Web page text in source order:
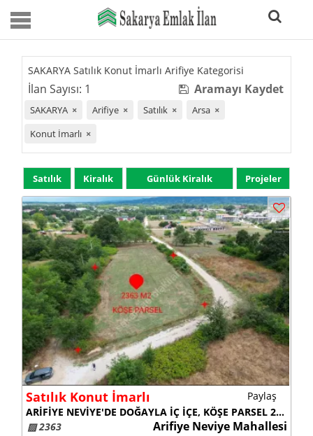
SAKARYA Satılık Konut İmarlı Arifiye Kategorisi
İlan Sayısı: 1 Aramayı Kaydet
SAKARYA × Arifiye × Satılık × Arsa ×
Konut İmarlı ×
Satılık Kiralık Günlük Kiralık Projeler
Satılık Konut İmarlı
ARİFİYE NEVİYE'DE DOĞAYLA İÇ İÇE, KÖŞE PARSEL 2.363 m² İMARLI ARSA
▨ 2363
Arifiye Neviye Mahallesi
Paylaş